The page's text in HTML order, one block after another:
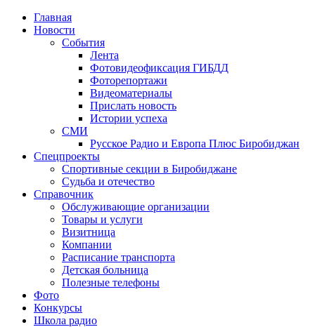
Главная
Новости
События
Лента
Фотовидеофиксация ГИБДД
Фоторепортажи
Видеоматериалы
Прислать новость
Истории успеха
СМИ
Русское Радио и Европа Плюс Биробиджан
Спецпроекты
Спортивные секции в Биробиджане
Судьба и отечество
Справочник
Обслуживающие организации
Товары и услуги
Визитница
Компании
Расписание транспорта
Детская больница
Полезные телефоны
Фото
Конкурсы
Школа радио